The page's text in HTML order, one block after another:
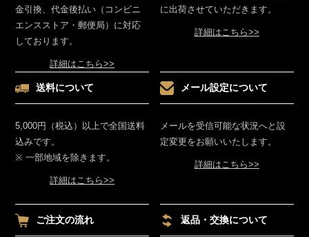
金引換、代金後払い（コンビニ
エンスストア・郵便局）に対応
しております。
詳細はこちら>>
に出荷させていただきます。
詳細はこちら>>
送料について
5,000円（税込）以上で全国送料
込みです。
※ 一部地域を除きます。
詳細はこちら>>
メール設定について
メールを受信可能な状況へと設
定変更をお願いいたします。
詳細はこちら>>
ご注文の流れ 返品・交換について